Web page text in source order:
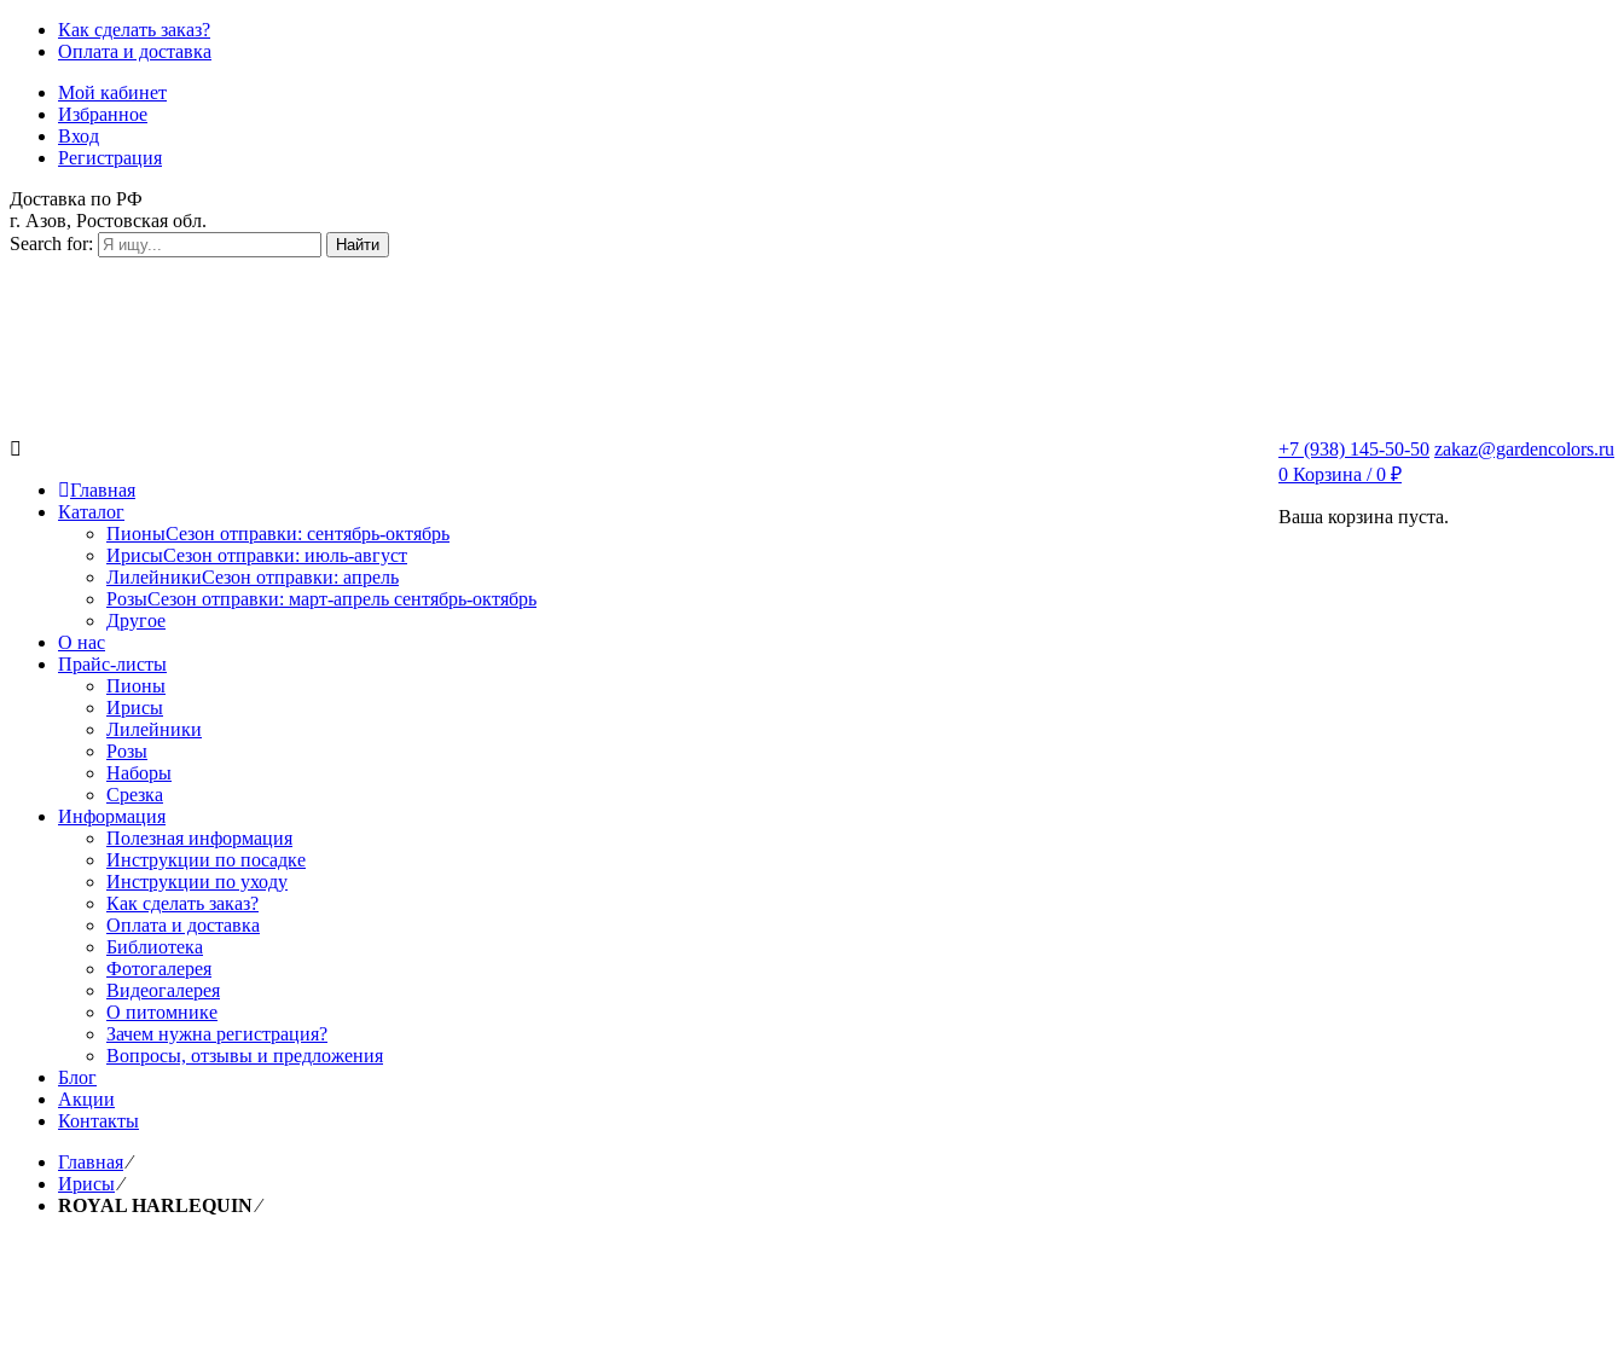
Как сделать заказ?
Оплата и доставка
Мой кабинет
Избранное
Вход
Регистрация
Доставка по РФ
г. Азов, Ростовская обл.
Search for:
Найти
+7 (938) 145-50-50 zakaz@gardencolors.ru
0 Корзина /0 ₽
Ваша корзина пуста.
Главная
Каталог
ПионыСезон отправки: сентябрь-октябрь
ИрисыСезон отправки: июль-август
ЛилейникиСезон отправки: апрель
РозыСезон отправки: март-апрель сентябрь-октябрь
Другое
О нас
Прайс-листы
Пионы
Ирисы
Лилейники
Розы
Наборы
Срезка
Информация
Полезная информация
Инструкции по посадке
Инструкции по уходу
Как сделать заказ?
Оплата и доставка
Библиотека
Фотогалерея
Видеогалерея
О питомнике
Зачем нужна регистрация?
Вопросы, отзывы и предложения
Блог
Акции
Контакты
Главная⁄
Ирисы⁄
ROYAL HARLEQUIN⁄